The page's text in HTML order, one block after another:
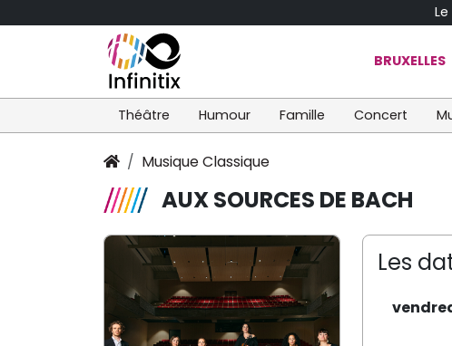
BRUXELLES
Théâtre Humour Famille Concert
Musique Classique
AUX SOURCES DE BACH
Les